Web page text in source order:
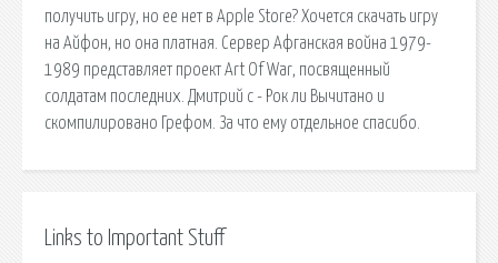
получить игру, но ее нет в Apple Store? Хочется скачать игру
на Айфон, но она платная. Сервер Афганская война 1979-
1989 представляет проект Art Of War, посвященный
солдатам последних. Дмитрий c - Рок ли Вычитано и
скомпилировано Грефом. За что ему отдельное спасибо.
Links to Important Stuff